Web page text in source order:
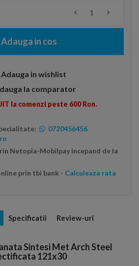
Adauga in cos
Adauga in wishlist
la comparator
la comenzi peste 600 Ron.
0720456456
Netopia-Mobilpay incepand de la
prin tbi bank - Calculeaza rata
Specificatii Review-uri
Sintesi Met Arch Steel
121x30